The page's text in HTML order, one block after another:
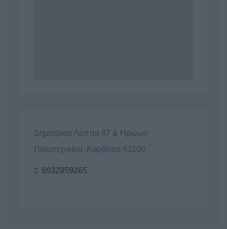
Δημητρίου Λάππα 87 & Ηρώων
Πολυτεχνείου, Καρδίτσα 43100
6932959265